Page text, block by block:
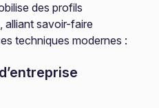
des profils
alliant savoir-faire
techniques modernes :